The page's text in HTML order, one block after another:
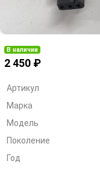
В наличии
2 450 ₽
Артикул
Марка
Модель
Поколение
Год